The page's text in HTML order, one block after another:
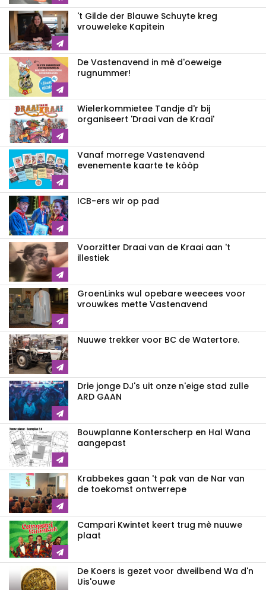
't Gilde der Blauwe Schuyte kreg
vrouweleke Kapitein
De Vastenavend in mè d'oeweige
rugnummer!
Wielerkommietee Tandje d'r bij
organiseert 'Draai van de Kraai'
Vanaf morrege Vastenavend
evenemente kaarte te kòòp
ICB-ers wir op pad
Voorzitter Draai van de Kraai aan 't
illestiek
GroenLinks wul opebare weecees voor
vrouwkes mette Vastenavend
Nuuwe trekker voor BC de Watertore.
Drie jonge DJ's uit onze n'eige stad zulle
ARD GAAN
Bouwplanne Konterscherp en Hal Wana
aangepast
Krabbekes gaan 't pak van de Nar van
de toekomst ontwerrepe
Campari Kwintet keert trug mè nuuwe
plaat
De Koers is gezet voor dweilbend Wa d'n
Uis'ouwe